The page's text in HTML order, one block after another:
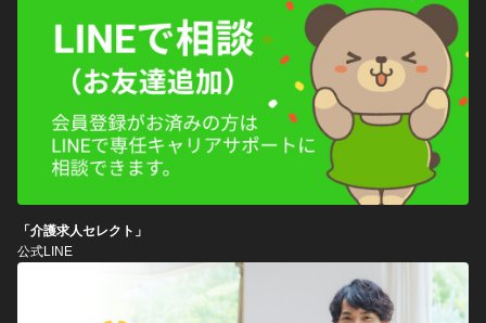
「介護求人セレクト」
公式LINE